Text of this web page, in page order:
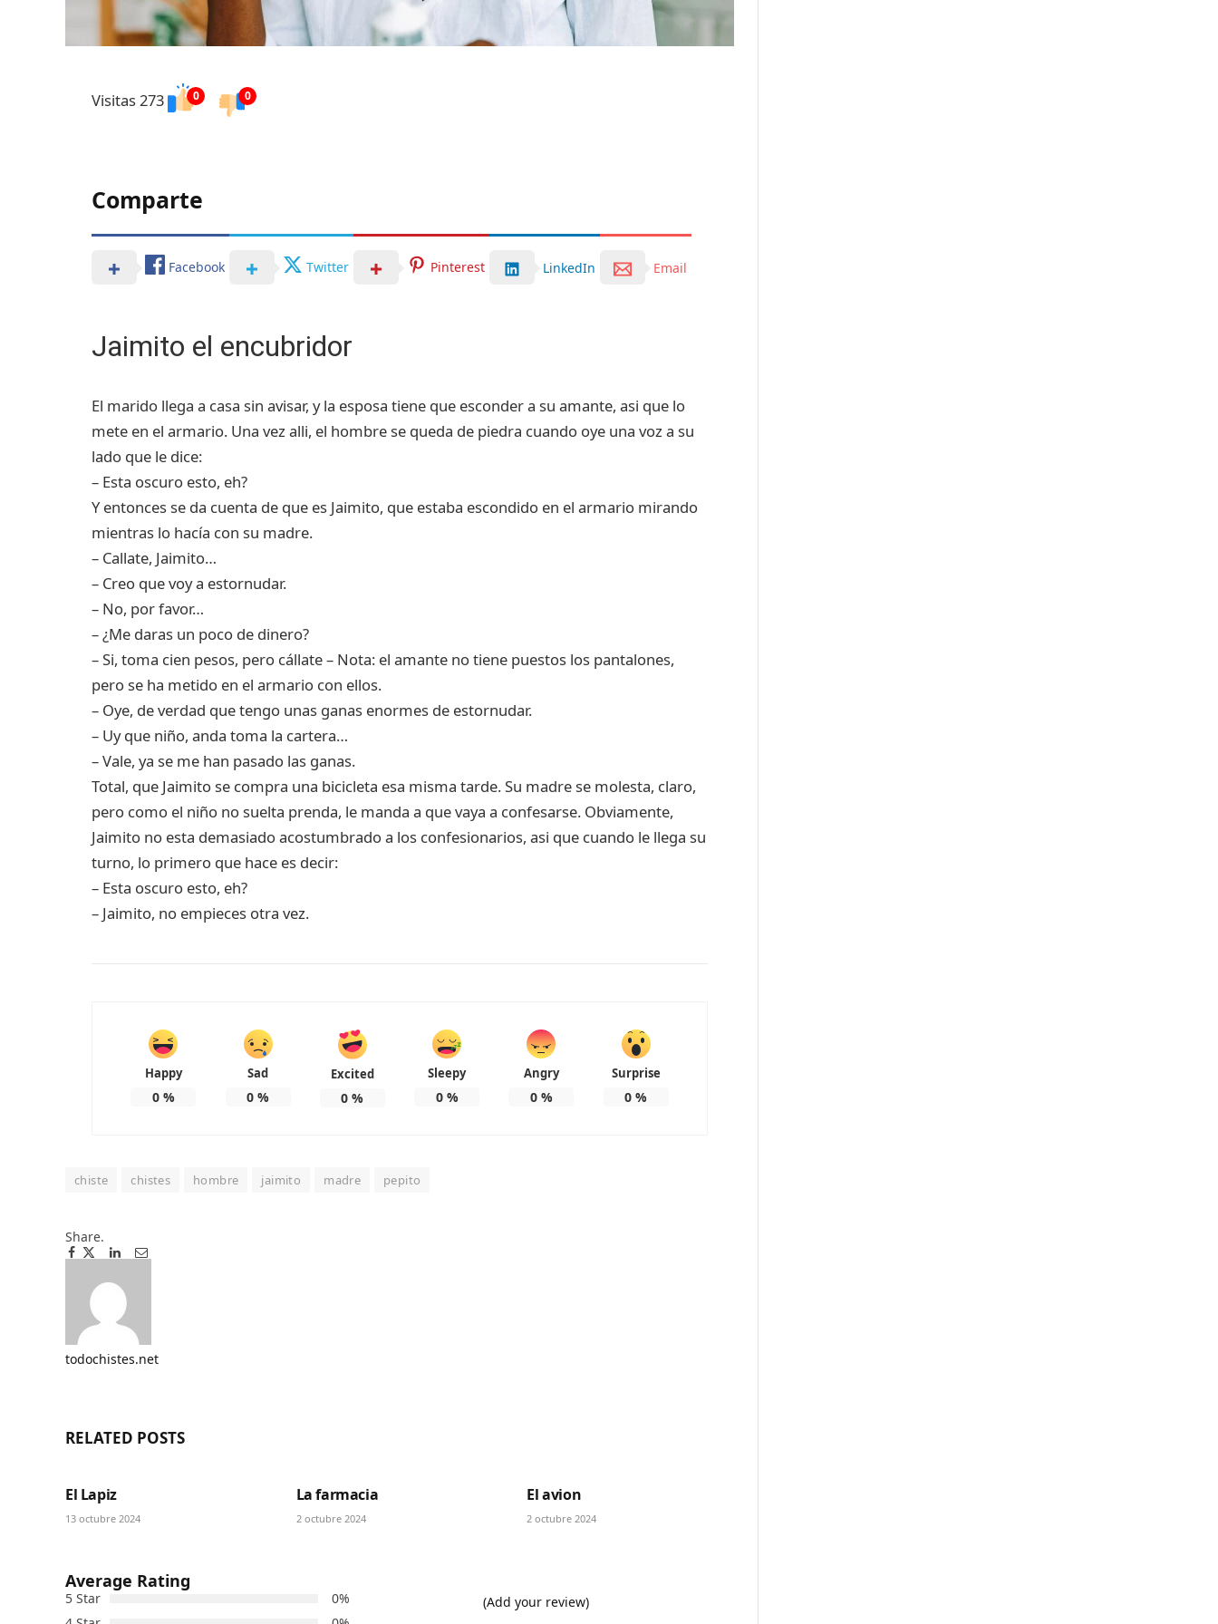
Visitas 273 0 0
Comparte
Facebook Twitter Pinterest LinkedIn Email
Jaimito el encubridor
El marido llega a casa sin avisar, y la esposa tiene que esconder a su amante, asi que lo
mete en el armario. Una vez alli, el hombre se queda de piedra cuando oye una voz a su
lado que le dice:
– Esta oscuro esto, eh?
Y entonces se da cuenta de que es Jaimito, que estaba escondido en el armario mirando
mientras lo hacía con su madre.
– Callate, Jaimito…
– Creo que voy a estornudar.
– No, por favor…
– ¿Me daras un poco de dinero?
– Si, toma cien pesos, pero cállate – Nota: el amante no tiene puestos los pantalones,
pero se ha metido en el armario con ellos.
– Oye, de verdad que tengo unas ganas enormes de estornudar.
– Uy que niño, anda toma la cartera…
– Vale, ya se me han pasado las ganas.
Total, que Jaimito se compra una bicicleta esa misma tarde. Su madre se molesta, claro,
pero como el niño no suelta prenda, le manda a que vaya a confesarse. Obviamente,
Jaimito no esta demasiado acostumbrado a los confesionarios, asi que cuando le llega su
turno, lo primero que hace es decir:
– Esta oscuro esto, eh?
– Jaimito, no empieces otra vez.
Happy
0%
Sad
0 %
Excited
0 %
Sleepy
0%
Angry
0%
Surprise
0 %
chiste chistes hombre jaimito madre pepito
Share.
Facebook
Twitter
Pinterest
LinkedIn
Tumblr
Email
todochistes.net
RELATED POSTS
El Lapiz
13 octubre 2024
La farmacia
2 octubre 2024
El avion
2 octubre 2024
Average Rating
5 Star
0%
(Add your review)